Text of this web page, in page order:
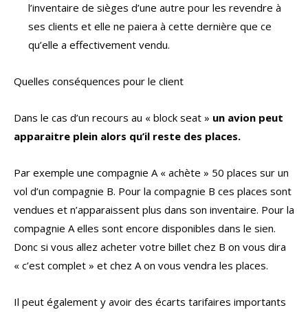
l’inventaire de sièges d’une autre pour les revendre à
ses clients et elle ne paiera à cette dernière que ce
qu’elle a effectivement vendu.
Quelles conséquences pour le client
Dans le cas d’un recours au « block seat » un avion peut
apparaitre plein alors qu’il reste des places.
Par exemple une compagnie A « achète » 50 places sur un
vol d’un compagnie B. Pour la compagnie B ces places sont
vendues et n’apparaissent plus dans son inventaire. Pour la
compagnie A elles sont encore disponibles dans le sien.
Donc si vous allez acheter votre billet chez B on vous dira
« c’est complet » et chez A on vous vendra les places.
Il peut également y avoir des écarts tarifaires importants